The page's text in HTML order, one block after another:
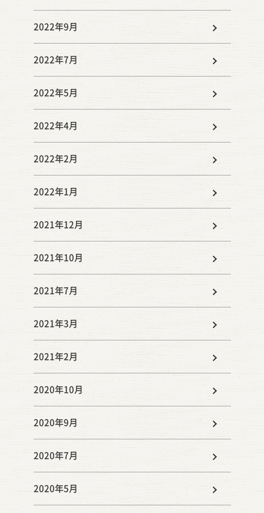
2022年9月
2022年7月
2022年5月
2022年4月
2022年2月
2022年1月
2021年12月
2021年10月
2021年7月
2021年3月
2021年2月
2020年10月
2020年9月
2020年7月
2020年5月